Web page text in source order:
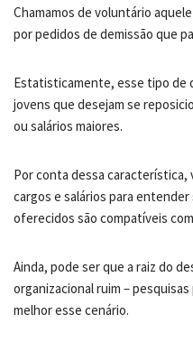
Chamamos de voluntário aquele
por pedidos de demissão que
Estatisticamente, esse tipo de
jovens que desejam se
ou salários maiores.
Por conta dessa característica,
cargos e salários para
oferecidos são compatíveis
Ainda, pode ser que a raiz do
organizacional ruim –
melhor esse cenário.